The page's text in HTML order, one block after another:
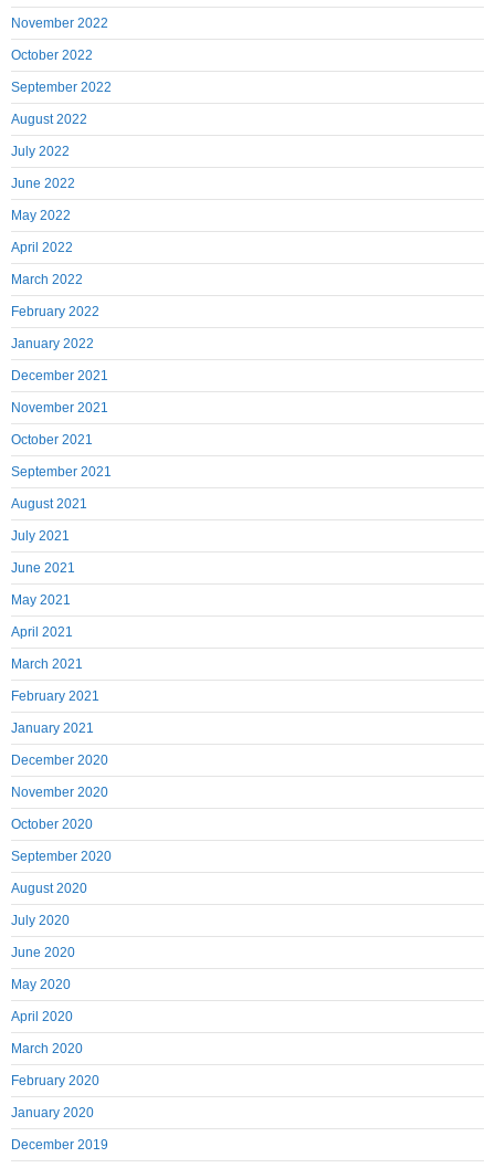
November 2022
October 2022
September 2022
August 2022
July 2022
June 2022
May 2022
April 2022
March 2022
February 2022
January 2022
December 2021
November 2021
October 2021
September 2021
August 2021
July 2021
June 2021
May 2021
April 2021
March 2021
February 2021
January 2021
December 2020
November 2020
October 2020
September 2020
August 2020
July 2020
June 2020
May 2020
April 2020
March 2020
February 2020
January 2020
December 2019